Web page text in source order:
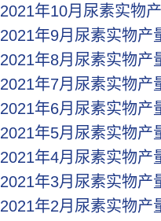
2021年10月尿素实物
2021年9月尿素实物产
2021年8月尿素实物产
2021年7月尿素实物产
2021年6月尿素实物产
2021年5月尿素实物产
2021年4月尿素实物产
2021年3月尿素实物产
2021年2月尿素实物产